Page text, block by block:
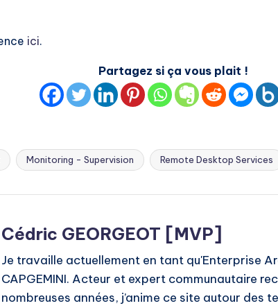
ici.
Partagez si ça vous plait !
Monitoring - Supervision Remote Desktop Services
Cédric GEORGEOT [MVP]
Je travaille actuellement en tant qu'Enterprise
CAPGEMINI. Acteur et expert communautaire
nombreuses années, j’anime ce site autour des